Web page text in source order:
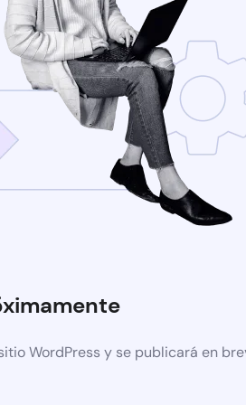
WordPress y se publicará en